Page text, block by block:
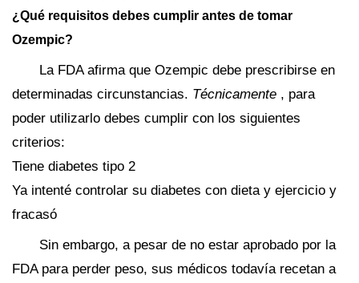
¿Qué requisitos debes cumplir antes de tomar
Ozempic?
La FDA afirma que Ozempic debe prescribirse en
determinadas circunstancias. Técnicamente , para
poder utilizarlo debes cumplir con los siguientes
criterios:
Tiene diabetes tipo 2
Ya intenté controlar su diabetes con dieta y ejercicio y
fracasó
Sin embargo, a pesar de no estar aprobado por la
FDA para perder peso, sus médicos todavía recetan a